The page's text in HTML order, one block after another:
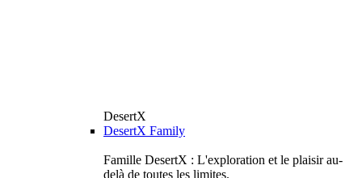
DesertX
DesertX Family
Famille DesertX : L'exploration et le plaisir au-
delà de toutes les limites.